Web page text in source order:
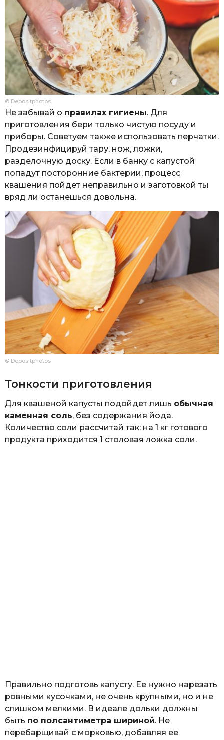
© Depositphotos
Не забывай о правилах гигиены. Для
приготовления бери только чистую посуду и
приборы. Советуем также использовать перчатки.
Продезинфицируй тару, нож, ложки,
разделочную доску. Если в банку с капустой
попадут посторонние бактерии, процесс
квашения пойдет неправильно и заготовкой ты
вряд ли останешься довольна.
© Depositphotos
Тонкости приготовления
Для квашеной капусты подойдет лишь обычная
каменная соль, без содержания йода.
Количество соли рассчитай так: на 1 кг готового
продукта приходится 1 столовая ложка соли.
Правильно подготовь капусту. Ее нужно нарезать
ровными кусочками, не очень крупными, но и не
слишком мелкими. В идеале дольки должны
быть по полсантиметра шириной. Не
перебарщивай с морковью, добавляя ее